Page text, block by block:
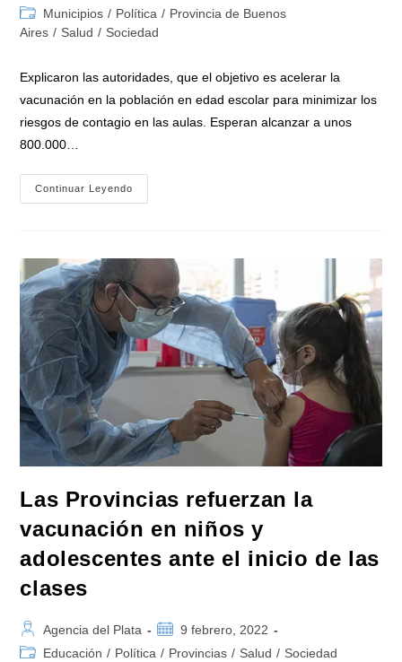
de
la
de
la
Categoría
de
Municipios / Política / Provincia de Buenos
Aires / Salud / Sociedad
Explicaron las autoridades, que el objetivo es acelerar la
vacunación en la población en edad escolar para minimizar los
riesgos de contagio en las aulas. Esperan alcanzar a unos
800.000…
Continuar Leyendo
Provincia
Contra
Coronavirus
A
Niñas,
Niños
Y
Adolescentes
En
Unas
Las Provincias refuerzan la
vacunación en niños y
adolescentes ante el inicio de las
clases
Autor
de
Agencia del Plata
Publicación
de
9 febrero, 2022
Categoría
Educación / Política / Provincias / Salud / Sociedad